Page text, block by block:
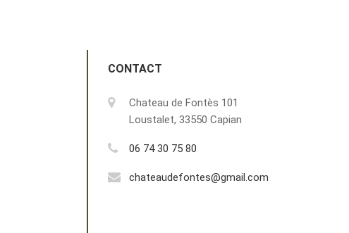
CONTACT
Chateau de Fontès 101
Loustalet, 33550 Capian
06 74 30 75 80
chateaudefontes@gmail.com